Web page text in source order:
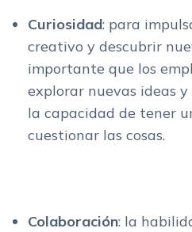
Curiosidad: para
creativo y descubrir
importante que los
explorar nuevas ideas
la capacidad de tener
cuestionar las cosas.
Colaboración: la